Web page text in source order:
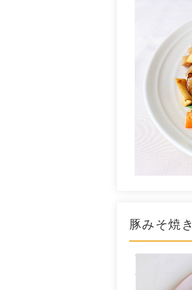
豚みそ焼き